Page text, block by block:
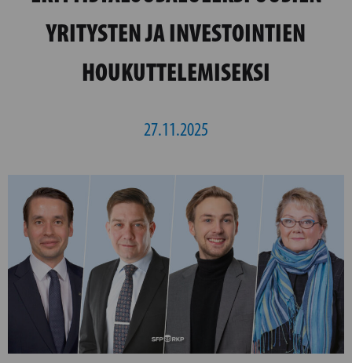
YRITYSTEN JA INVESTOINTIEN
HOUKUTTELEMISEKSI
27.11.2025